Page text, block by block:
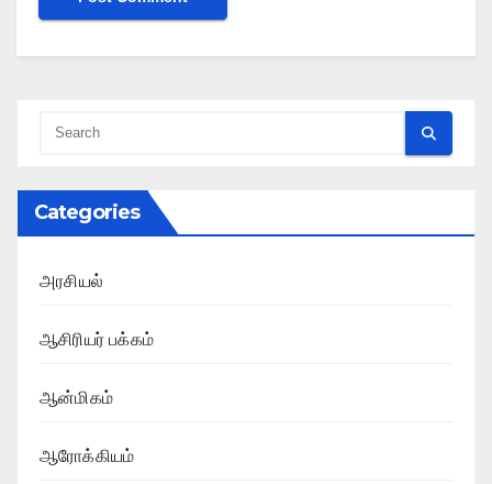
Categories
அரசியல்
ஆசிரியர் பக்கம்
ஆன்மிகம்
ஆரோக்கியம்